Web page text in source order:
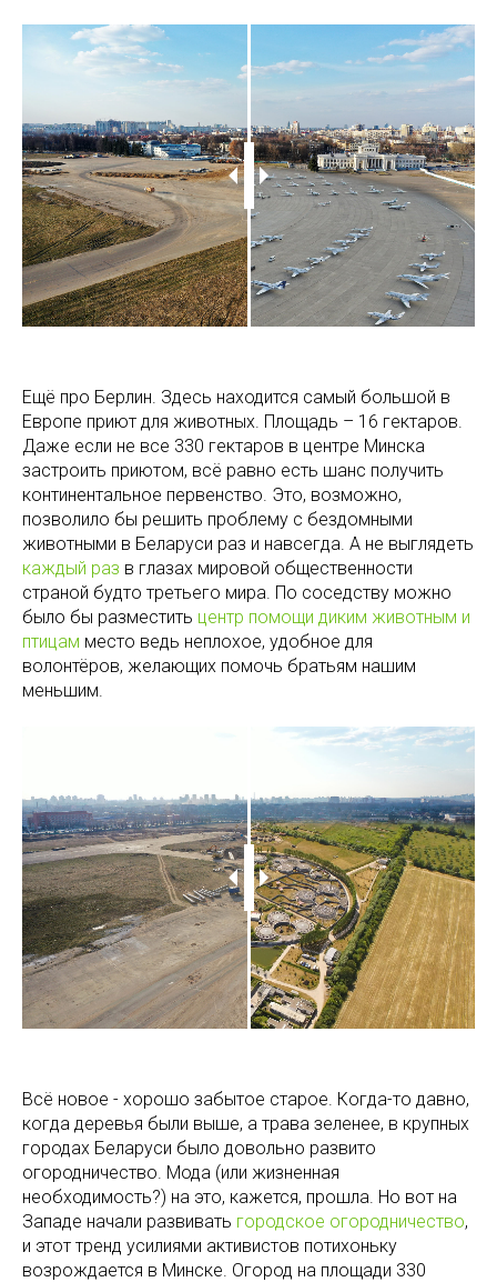
Ещё про Берлин. Здесь находится самый большой в
Европе приют для животных. Площадь – 16 гектаров.
Даже если не все 330 гектаров в центре Минска
застроить приютом, всё равно есть шанс получить
континентальное первенство. Это, возможно,
позволило бы решить проблему с бездомными
животными в Беларуси раз и навсегда. А не выглядеть
каждый раз в глазах мировой общественности
страной будто третьего мира. По соседству можно
было бы разместить центр помощи диким животным и
птицам место ведь неплохое, удобное для
волонтёров, желающих помочь братьям нашим
меньшим.
Всё новое - хорошо забытое старое. Когда-то давно,
когда деревья были выше, а трава зеленее, в крупных
городах Беларуси было довольно развито
огородничество. Мода (или жизненная
необходимость?) на это, кажется, прошла. Но вот на
Западе начали развивать городское огородничество,
и этот тренд усилиями активистов потихоньку
возрождается в Минске. Огород на площади 330